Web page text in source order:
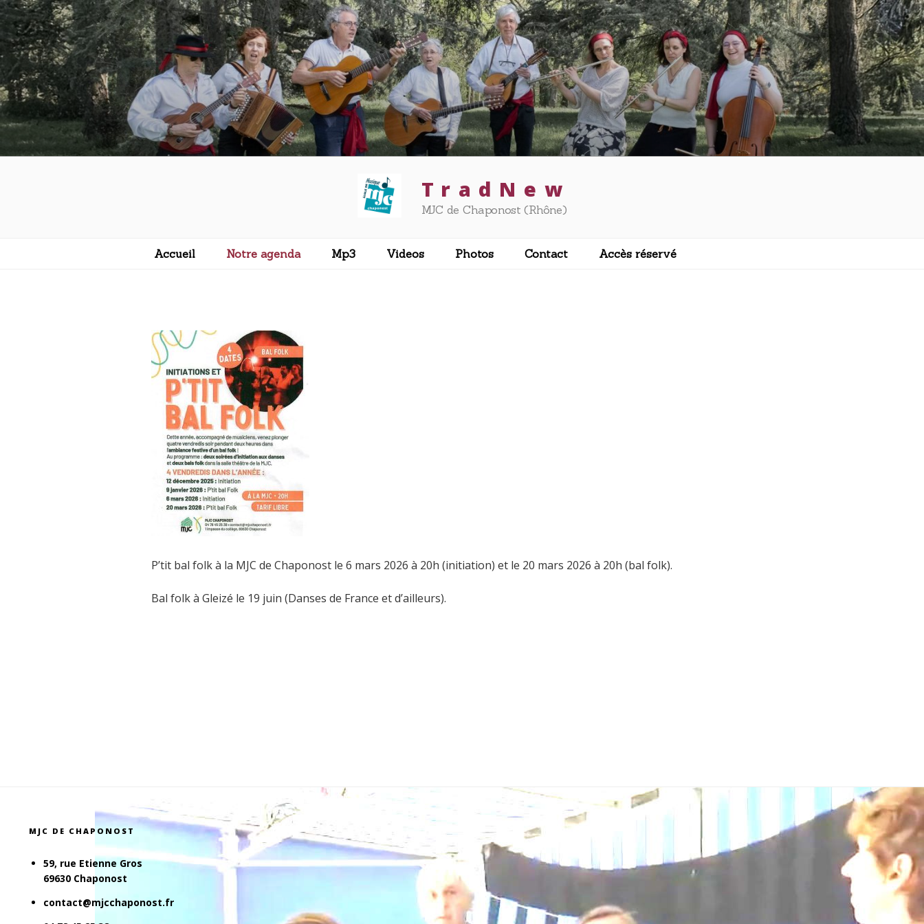
Aller
au
contenu
principal
T r a d N e w
MJC de Chaponost (Rhône)
Accueil Notre agenda Mp3 Videos Photos Contact Accès réservé
P’tit bal folk à la MJC de Chaponost le 6 mars 2026 à 20h (initiation) et le 20 mars 2026 à 20h (bal folk).
Bal folk à Gleizé le 19 juin (Danses de France et d’ailleurs).
MJC DE CHAPONOST
59, rue Etienne Gros
69630 Chaponost
contact@mjcchaponost.fr